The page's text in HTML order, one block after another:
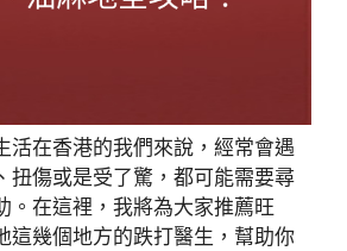
活在香港的我們來說，經常會遇
扭傷或是受了驚，都可能需要尋
。在這裡，我將為大家推薦旺
這幾個地方的跌打醫生，幫助你